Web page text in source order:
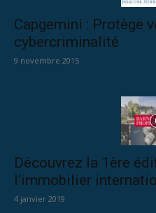
Capgemini : Protège
cybercriminalité
9 novembre 2015
Découvrez la 1ère
l’immobilier
4 janvier 2019